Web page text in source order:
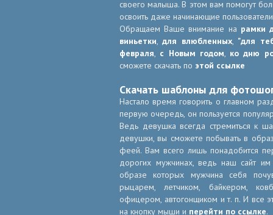
своего малыша. В этом вам помогут
освоить даже начинающие
Обращаем Ваше внимание на рамки
виньетки,для влюбленных, "для
февраля, с Новым годом, ко дню
сможете скачать по этой ссылке
Скачать шаблоны для
Настало время говорить о главном
первую очередь, он пользуется
Ведь девушка всегда стремиться к
девушки, вы сможете побывать в
феей. Вам всего лишь понадобится
дорогих мужчинах, ведь наш сайт
образе которых мужчина себя
рыцарем, летчиком, байкером,
офицером, автогонщиком и т. п. И все
на кнопку мыши и перейти по ссылке.